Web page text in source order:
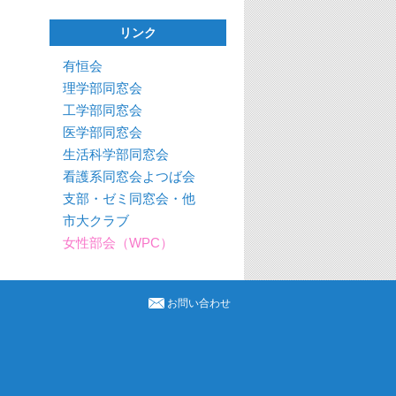
リンク
有恒会
理学部同窓会
工学部同窓会
医学部同窓会
生活科学部同窓会
看護系同窓会よつば会
支部・ゼミ同窓会・他
市大クラブ
女性部会（WPC）
お問い合わせ